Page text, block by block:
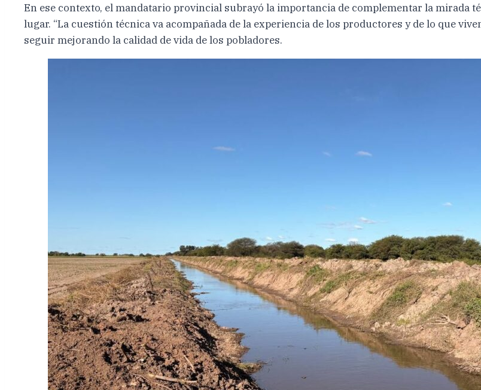
En ese contexto, el mandatario provincial subrayó la importancia de complementar la mirada
lugar. “La cuestión técnica va acompañada de la experiencia de los productores y de lo que
seguir mejorando la calidad de vida de los pobladores.